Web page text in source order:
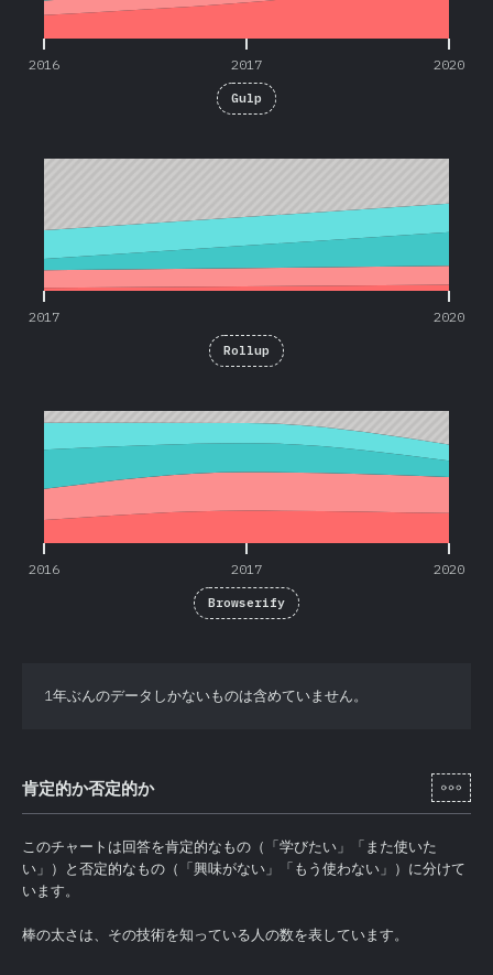
2016 2017 2020
Gulp
2017 2020
Rollup
2016 2017 2020
Browserify
1年ぶんのデータしかないものは含めていません。
肯定的か否定的か [ja-
このチャートは回答を肯定的なもの（「学びたい」「また使いた
い」）と否定的なもの（「興味がない」「もう使わない」）に分けて
います。
棒の太さは、その技術を知っている人の数を表しています。